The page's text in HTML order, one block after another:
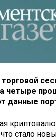
четыре
данные
стало